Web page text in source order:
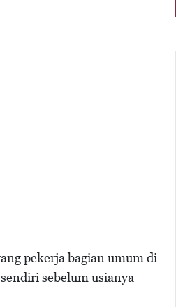
pekerja bagian umum di
sebelum usianya